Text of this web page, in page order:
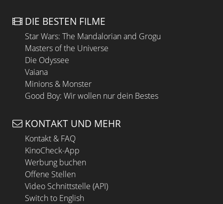
DIE BESTEN FILME
Star Wars: The Mandalorian and Grogu
Masters of the Universe
Die Odyssee
Vaiana
Minions & Monster
Good Boy: Wir wollen nur dein Bestes
KONTAKT UND MEHR
Kontakt & FAQ
KinoCheck-App
Werbung buchen
Offene Stellen
Video Schnittstelle (API)
Switch to English